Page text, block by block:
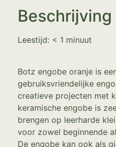
Beschrijving
Leestijd: < 1 minuut
Botz engobe oranje is
gebruiksvriendelijke
creatieve projecten met
keramische engobe is
brengen op leerharde
voor zowel beginnende
De engobe kan ook als